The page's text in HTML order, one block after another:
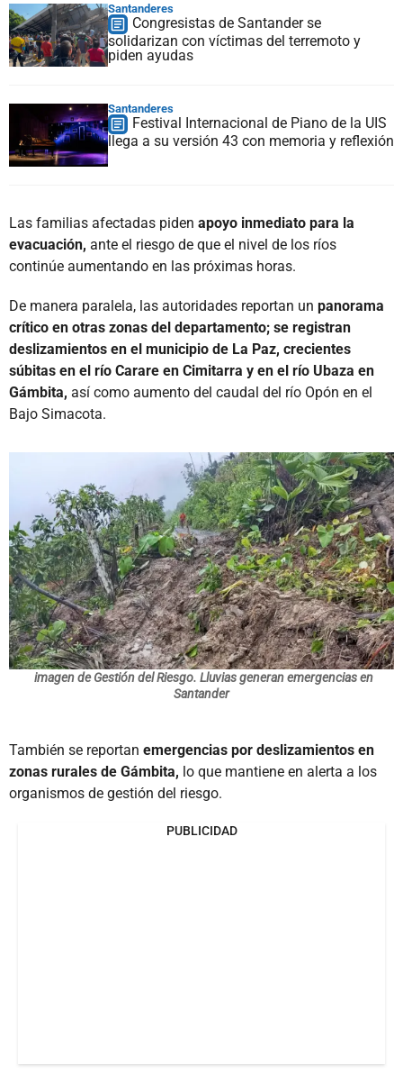
Santanderes
Congresistas de Santander se
solidarizan con víctimas del terremoto y
piden ayudas
Santanderes
Festival Internacional de Piano de la UIS
llega a su versión 43 con memoria y reflexión
Las familias afectadas piden apoyo inmediato para la
evacuación, ante el riesgo de que el nivel de los ríos
continúe aumentando en las próximas horas.
De manera paralela, las autoridades reportan un panorama
crítico en otras zonas del departamento; se registran
deslizamientos en el municipio de La Paz, crecientes
súbitas en el río Carare en Cimitarra y en el río Ubaza en
Gámbita, así como aumento del caudal del río Opón en el
Bajo Simacota.
imagen de Gestión del Riesgo. Lluvias generan emergencias en
Santander
También se reportan emergencias por deslizamientos en
zonas rurales de Gámbita, lo que mantiene en alerta a los
organismos de gestión del riesgo.
PUBLICIDAD